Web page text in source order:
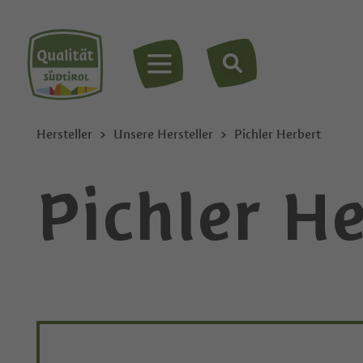
MENÜ
Hersteller Unsere Hersteller Pichler Herbert
Pichler